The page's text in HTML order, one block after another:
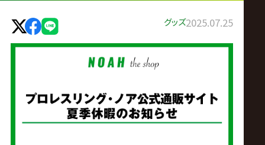
ロ
グッズ2025.07.25